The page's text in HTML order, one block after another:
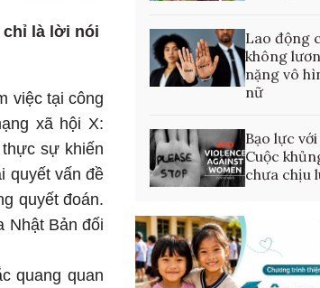
chỉ là lời nói
việc tại công
xã hội X:
sự khiến
quyết vấn đề
quyết đoán.
Nhật Bản đối
quang quan
Lao động
không
nặng vô
nữ
Bạo lực
Cuộc
chưa chịu